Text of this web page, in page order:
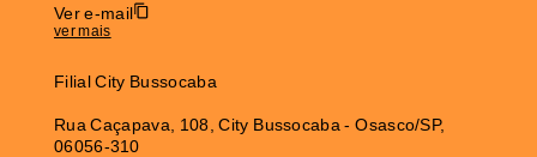
Ver e-mail
ver mais
Filial City Bussocaba
Rua Caçapava, 108, City Bussocaba - Osasco/SP,
06056-310